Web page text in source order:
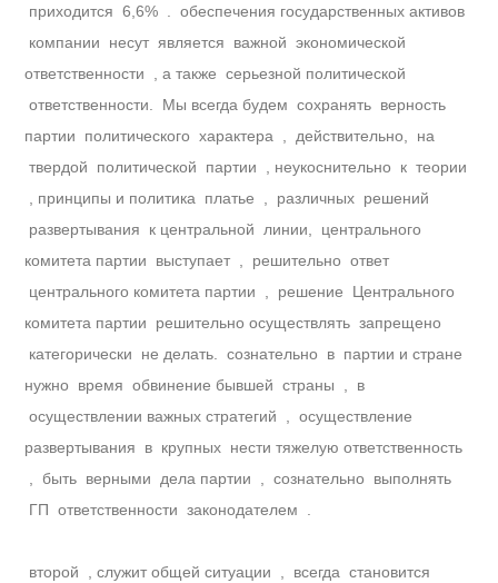
приходится 6,6% . обеспечения государственных активов
компании несут является важной экономической
ответственности , а также серьезной политической
ответственности. Мы всегда будем сохранять верность
партии политического характера , действительно, на
твердой политической партии , неукоснительно к теории
, принципы и политика платье , различных решений
развертывания к центральной линии, центрального
комитета партии выступает , решительно ответ
центрального комитета партии , решение Центрального
комитета партии решительно осуществлять запрещено
категорически не делать. сознательно в партии и стране
нужно время обвинение бывшей страны , в
осуществлении важных стратегий , осуществление
развертывания в крупных нести тяжелую ответственность
, быть верными дела партии , сознательно выполнять
ГП ответственности законодателем .
второй , служит общей ситуации , всегда становится